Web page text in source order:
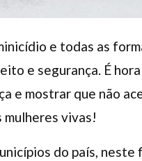
e todas as
e segurança. É hora
e mostrar que não
mulheres vivas!
do país, neste